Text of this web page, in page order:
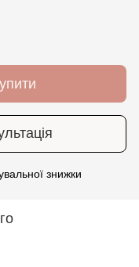
знижки